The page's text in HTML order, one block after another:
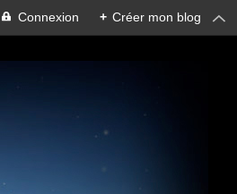
Connexion + Créer mon blog